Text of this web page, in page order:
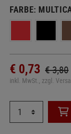
FARBE:
€ 0,73 € 3,80
inkl. MwSt., zzgl.